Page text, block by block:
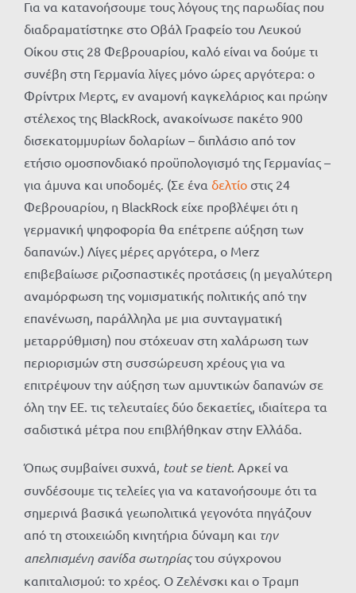
Για να κατανοήσουμε τους λόγους της παρωδίας που
διαδραματίστηκε στο Οβάλ Γραφείο του Λευκού
Οίκου στις 28 Φεβρουαρίου, καλό είναι να δούμε τι
συνέβη στη Γερμανία λίγες μόνο ώρες αργότερα: ο
Φρίντριχ Μερτς, εν αναμονή καγκελάριος και πρώην
στέλεχος της BlackRock, ανακοίνωσε πακέτο 900
δισεκατομμυρίων δολαρίων – διπλάσιο από τον
ετήσιο ομοσπονδιακό προϋπολογισμό της Γερμανίας –
για άμυνα και υποδομές. (Σε ένα δελτίο στις 24
Φεβρουαρίου, η BlackRock είχε προβλέψει ότι η
γερμανική ψηφοφορία θα επέτρεπε αύξηση των
δαπανών.) Λίγες μέρες αργότερα, ο Merz
επιβεβαίωσε ριζοσπαστικές προτάσεις (η μεγαλύτερη
αναμόρφωση της νομισματικής πολιτικής από την
επανένωση, παράλληλα με μια συνταγματική
μεταρρύθμιση) που στόχευαν στη χαλάρωση των
περιορισμών στη συσσώρευση χρέους για να
επιτρέψουν την αύξηση των αμυντικών δαπανών σε
όλη την ΕΕ. τις τελευταίες δύο δεκαετίες, ιδιαίτερα τα
σαδιστικά μέτρα που επιβλήθηκαν στην Ελλάδα.
Όπως συμβαίνει συχνά, tout se tient. Αρκεί να
συνδέσουμε τις τελείες για να κατανοήσουμε ότι τα
σημερινά βασικά γεωπολιτικά γεγονότα πηγάζουν
από τη στοιχειώδη κινητήρια δύναμη και την
απελπισμένη σανίδα σωτηρίαςτου σύγχρονου
καπιταλισμού: το χρέος. Ο Ζελένσκι και ο Τραμπ